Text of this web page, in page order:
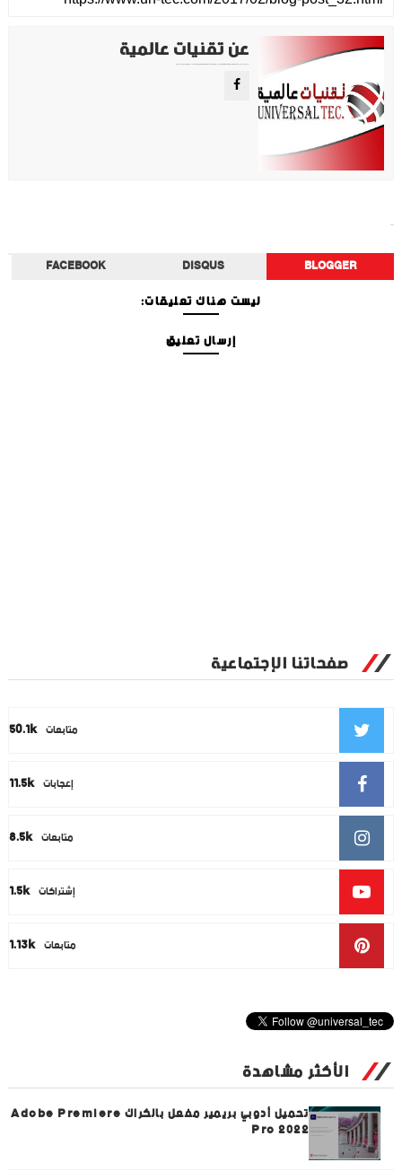
عن تقنيات عالمية
BLOGGER
DISQUS
FACEBOOK
ليست هناك تعليقات:
إرسال تعليق
صفحاتنا الإجتماعية
50.1k متابعات
11.5k إعجابات
8.5k متابعات
1.5k إشتراكات
1.13k متابعات
الأكثر مشاهدة
تحميل أدوبي بريمير مفعل بالكراك Adobe Premiere
Pro 2022